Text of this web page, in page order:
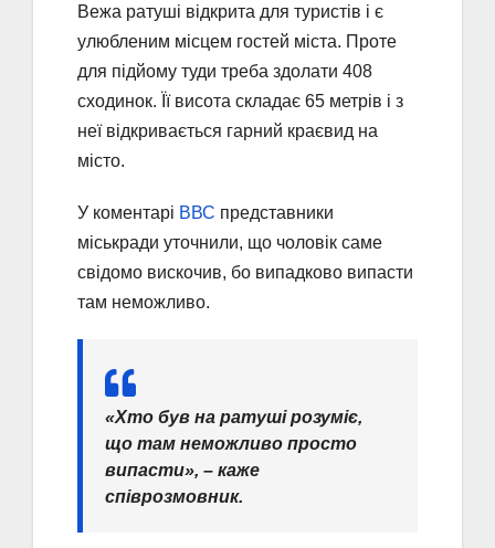
Вежа ратуші відкрита для туристів і є
улюбленим місцем гостей міста. Проте
для підйому туди треба здолати 408
сходинок. Її висота складає 65 метрів і з
неї відкривається гарний краєвид на
місто.
У коментарі ВВС представники
міськради уточнили, що чоловік саме
свідомо вискочив, бо випадково випасти
там неможливо.
«Хто був на ратуші розуміє,
що там неможливо просто
випасти», – каже
співрозмовник.